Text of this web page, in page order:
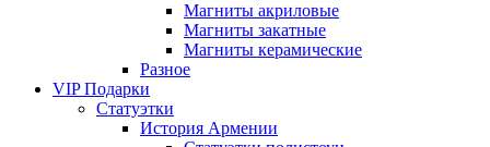
Магниты акриловые
Магниты закатные
Магниты керамические
Разное
VIP Подарки
Статуэтки
История Армении